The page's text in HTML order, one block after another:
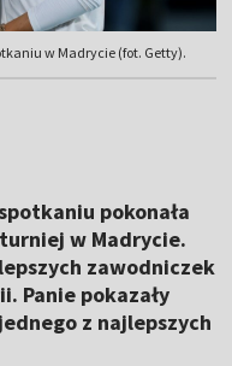
w Madrycie (fot. Getty).
pokonała
w Madrycie.
zawodniczek
Panie pokazały
z najlepszych